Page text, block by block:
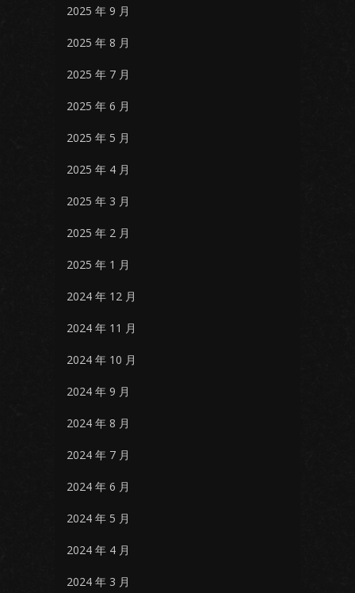
2025 年 9 月
2025 年 8 月
2025 年 7 月
2025 年 6 月
2025 年 5 月
2025 年 4 月
2025 年 3 月
2025 年 2 月
2025 年 1 月
2024 年 12 月
2024 年 11 月
2024 年 10 月
2024 年 9 月
2024 年 8 月
2024 年 7 月
2024 年 6 月
2024 年 5 月
2024 年 4 月
2024 年 3 月